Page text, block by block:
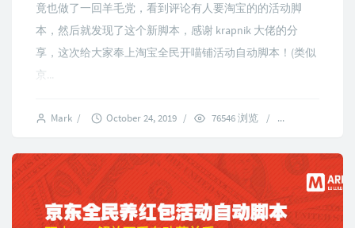
竟也做了一回羊毛党，看到评论有人要淘宝的的活动脚
本，然后就发现了这个新脚本，感谢 krapnik 大佬的分
享，这次给大家奉上淘宝全民开喵铺活动自动脚本！(类似
京...
Mark / October 24, 2019 / 76546 浏览 /